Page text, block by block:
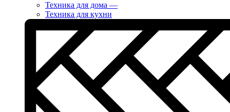
Техника для дома —
Техника для кухни